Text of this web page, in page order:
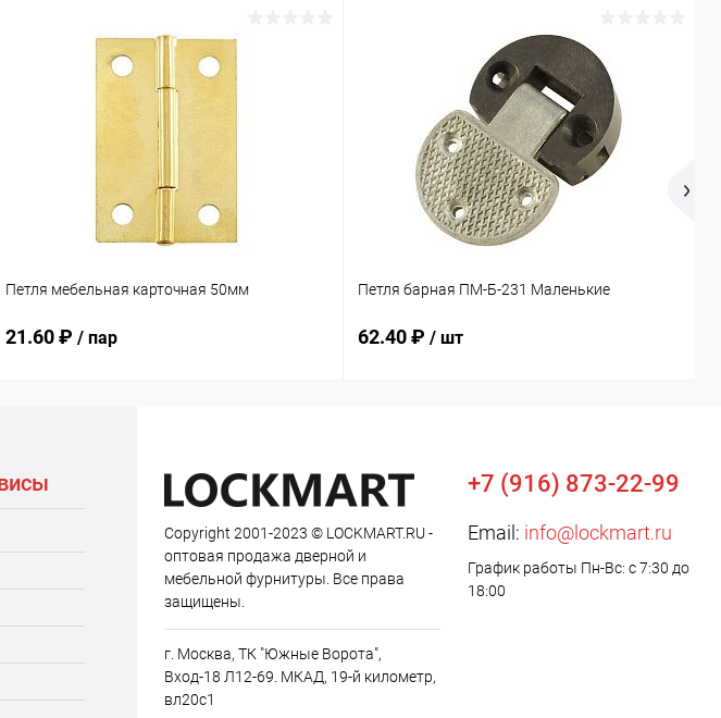
Петля мебельная карточная 50мм
21.60 ₽ / пар
Петля барная ПМ-Б-231 Маленькие
62.40 ₽ / шт
Copyright 2001-2023 © LOCKMART.RU -
оптовая продажа дверной и
мебельной фурнитуры. Все права
защищены.
г. Москва, ТК "Южные Ворота",
Вход-18 Л12-69. МКАД, 19-й километр,
вл20с1
+7 (916) 873-22-99
Email: info@lockmart.ru
График работы Пн-Вс: с 7:30 до
18:00